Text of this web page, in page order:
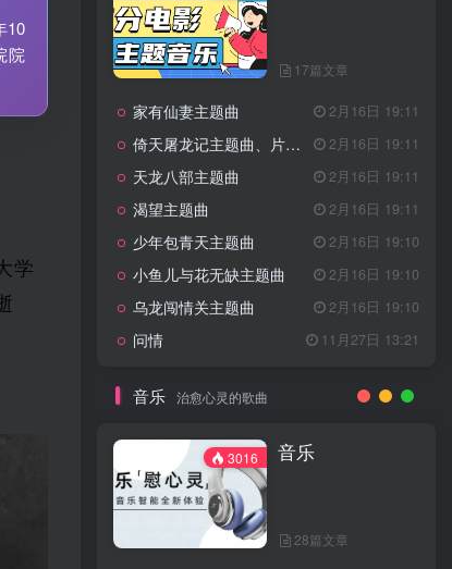
10
院
学
17篇文章
家有仙妻主题曲 2月16日 19:11
倚天屠龙记主题曲、片头曲 2月16日 19:11
天龙八部主题曲 2月16日 19:11
渴望主题曲 2月16日 19:11
少年包青天主题曲 2月16日 19:10
小鱼儿与花无缺主题曲 2月16日 19:10
乌龙闯情关主题曲 2月16日 19:10
问情 11月27日 13:21
音乐 治愈心灵的歌曲
3016 音乐
28篇文章
独家
GOGO社区官方成员认证
GOGO社区–优质作者认证
广告商入驻流程
4月6日 07:24
热门
GOGO社区网站搭建(自助服务) 4月6日 06:51
电视剧主题曲
影视音乐
17篇文章
家有仙妻主题曲 2月16日 19:11
倚天屠龙记主题曲、片头曲 2月16日 19:11
渴望主题曲
少年包青天主题曲
小鱼儿与花无缺主题曲
乌龙闯情关主题曲 2月16日 19:10